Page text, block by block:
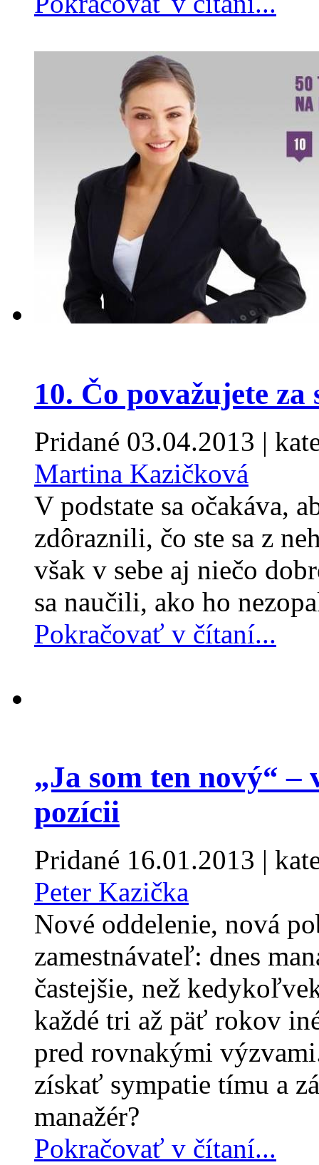
10. Čo považujete
Pridané 03.04.2013 |
Martina Kazičková
V podstate sa očakáva,
zdôraznili, čo ste sa z
však v sebe aj niečo
sa naučili, ako ho
Pokračovať v čítaní...
„Ja som ten nový“ –
pozícii
Pridané 16.01.2013 |
Peter Kazička
Nové oddelenie, nová
zamestnávateľ: dnes
častejšie, než
každé tri až päť rokov
pred rovnakými
získať sympatie tímu a
manažér?
Pokračovať v čítaní...